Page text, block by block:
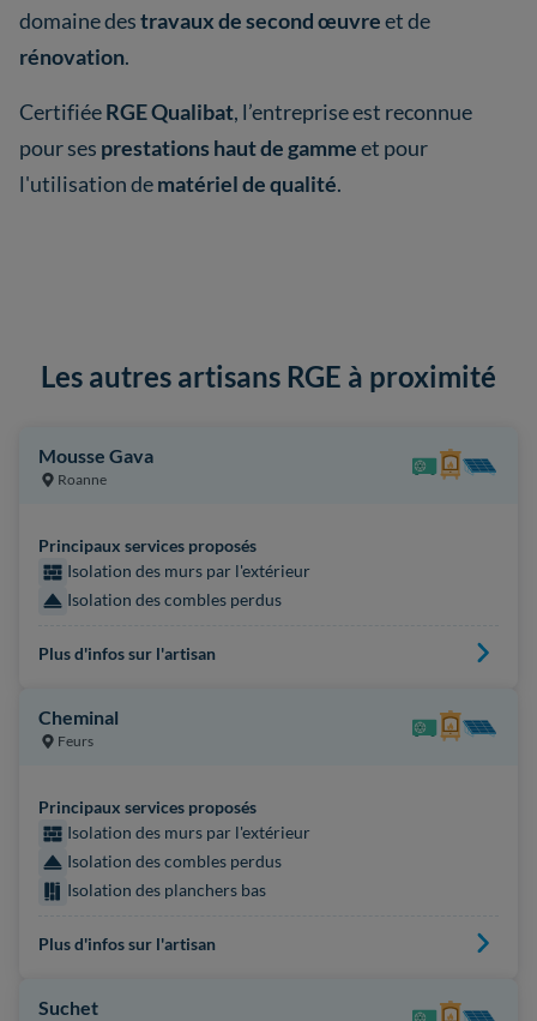
domaine destravaux de second œuvreet de
rénovation.
CertifiéeRGE Qualibat, l’entreprise est reconnue
pour ses prestations haut de gammeet pour
l'utilisation dematériel de qualité.
Les autres artisans RGE à proximité
Mousse Gava
Roanne
Principaux services proposés
Isolation des murs par l'extérieur
Isolation des combles perdus
Plus d'infos sur l'artisan
Cheminal
Feurs
Principaux services proposés
Isolation des murs par l'extérieur
Isolation des combles perdus
Isolation des planchers bas
Plus d'infos sur l'artisan
Suchet